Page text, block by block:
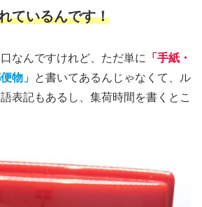
ているんです！
なんですけれど、ただ単に
「手紙・
物」 と書いてあるんじゃなくて、ル
表記もあるし、集荷時間を書くとこ